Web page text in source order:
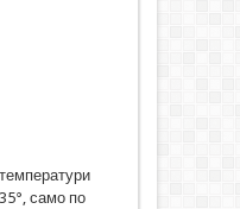
само по